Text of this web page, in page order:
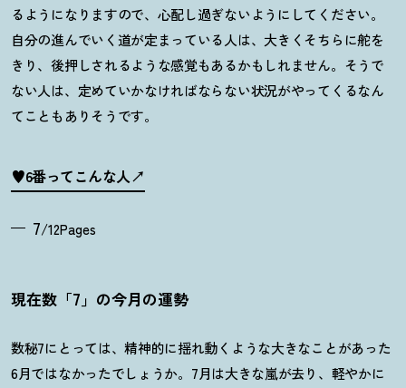
るようになりますので、心配し過ぎないようにしてください。
自分の進んでいく道が定まっている人は、大きくそちらに舵を
きり、後押しされるような感覚もあるかもしれません。そうで
ない人は、定めていかなければならない状況がやってくるなん
てこともありそうです。
♥6番ってこんな人
7/12Pages
現在数「7」の今月の運勢
数秘7にとっては、精神的に揺れ動くような大きなことがあった
6月ではなかったでしょうか。 7月は大きな嵐が去り、軽やかに